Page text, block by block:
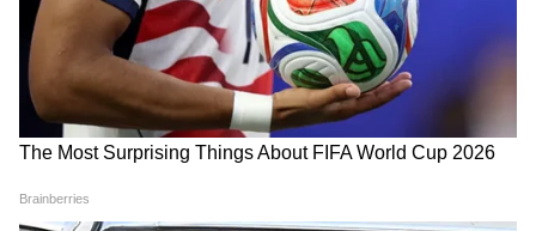
LATEST VIDEOS